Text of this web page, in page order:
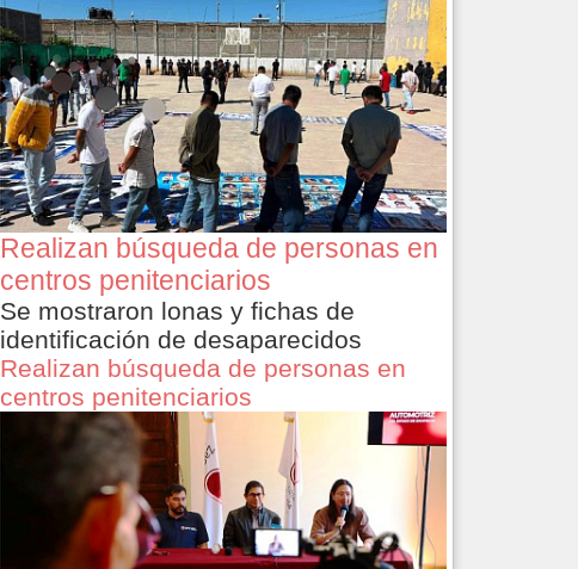
Realizan búsqueda de personas en
centros penitenciarios
Se mostraron lonas y fichas de
identificación de desaparecidos
Realizan búsqueda de personas en
centros penitenciarios